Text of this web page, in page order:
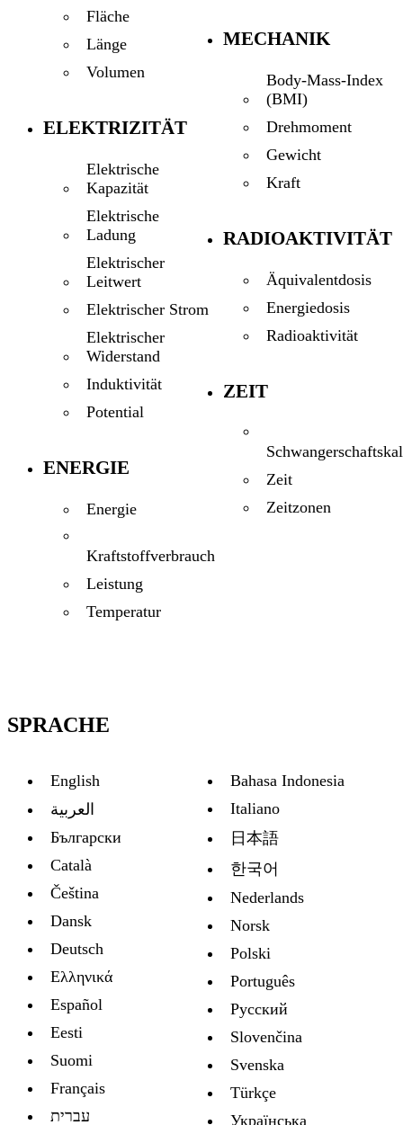
Fläche
Länge
Volumen
ELEKTRIZITÄT
Elektrische
Kapazität
Elektrische
Ladung
Elektrischer
Leitwert
Elektrischer Strom
Elektrischer
Widerstand
Induktivität
Potential
ENERGIE
Energie
Kraftstoffverbrauch
Leistung
Temperatur
MECHANIK
Body-Mass-Index
(BMI)
Drehmoment
Gewicht
Kraft
RADIOAKTIVITÄT
Äquivalentdosis
Energiedosis
Radioaktivität
ZEIT
Zeit
Zeitzonen
SPRACHE
English
العربية
Български
Català
Čeština
Dansk
Deutsch
Ελληνικά
Español
Eesti
Suomi
Français
עברית
Bahasa Indonesia
Italiano
日本語
한국어
Nederlands
Norsk
Polski
Português
Русский
Slovenčina
Svenska
Türkçe
Украïнська